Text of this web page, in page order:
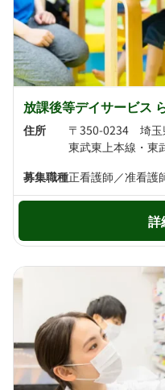
放課後等デイサービス
住所
〒350-0234 埼玉
募集職種正看護師／准看護
詳